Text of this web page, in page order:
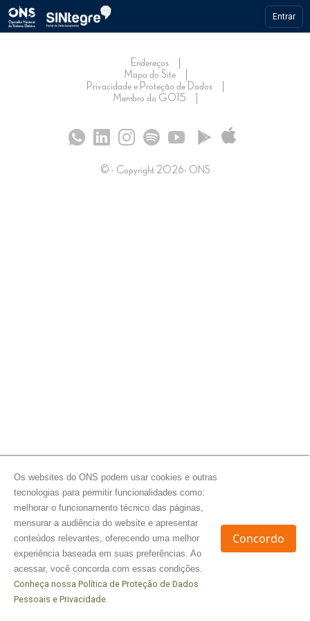
Entrar
Endereços
Mapa do Site
Privacidade e Proteção de Dados
Membro do GO15
© - Copyright 2026- ONS
Os websites do ONS podem usar cookies e outras
tecnologias para permitir funcionalidades como:
melhorar o funcionamento técnico das páginas,
mensurar a audiência do website e apresentar
conteúdos relevantes, oferecendo uma melhor
experiência baseada em suas preferências. Ao
acessar, você concorda com essas condições.
Conheça nossa Política de Proteção de Dados
Pessoais e Privacidade.
Concordo